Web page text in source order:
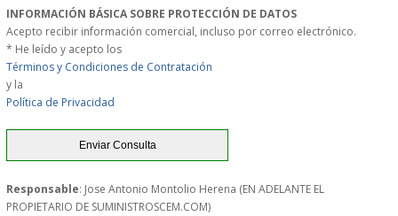
PAPEL Y PRODUCTOS UNIUSO
VAJILLA
CUCHILLOS DE COCINA
OUTLET
GASTOS DE ENVIO
INFORMACIÓN BÁSICA SOBRE PROTECCIÓN DE DATOS
Acepto recibir información comercial, incluso por correo electrónico.
* He leído y acepto los
Términos y Condiciones de Contratación
y la
Política de Privacidad
Responsable: Jose Antonio Montolio Herena (EN ADELANTE EL
PROPIETARIO DE SUMINISTROSCEM.COM)